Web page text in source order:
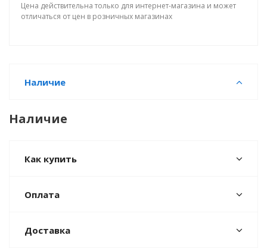
Цена действительна только для интернет-магазина и может
отличаться от цен в розничных магазинах
Наличие
Наличие
Как купить
Оплата
Доставка